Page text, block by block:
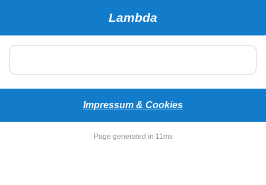
Lambda
Impressum & Cookies
Page generated in 11ms